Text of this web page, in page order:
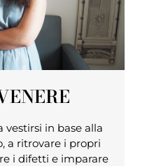
vestirsi in base alla
a ritrovare i propri
i difetti e imparare